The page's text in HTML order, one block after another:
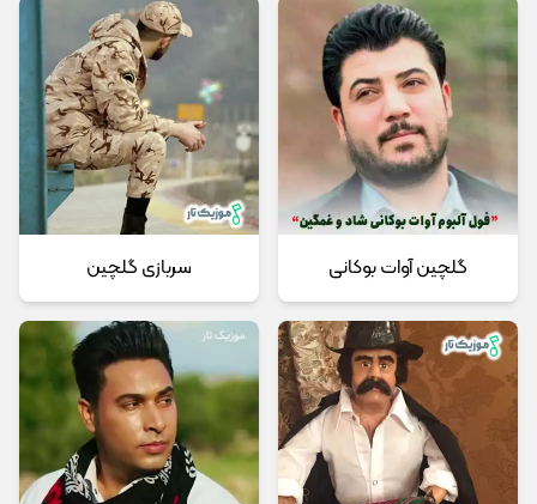
گلچین آوات بوکانی سربازی گلچین